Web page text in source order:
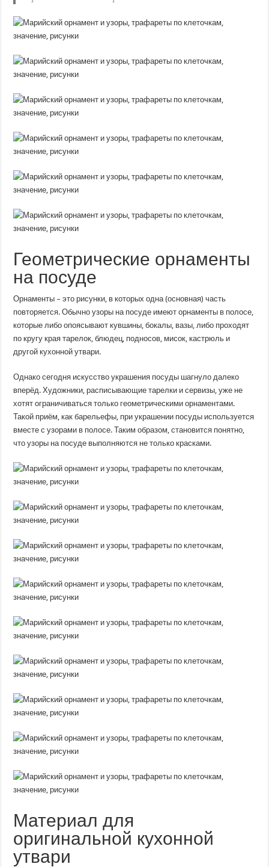
Геометрические орнаменты
на посуде
Орнаменты – это рисунки, в которых одна (основная) часть
повторяется. Обычно узоры на посуде имеют орнаменты в полосе,
которые либо опоясывают кувшины, бокалы, вазы, либо проходят
по кругу края тарелок, блюдец, подносов, мисок, кастрюль и
другой кухонной утвари.
Однако сегодня искусство украшения посуды шагнуло далеко
вперёд. Художники, расписывающие тарелки и сервизы, уже не
хотят ограничиваться только геометрическими орнаментами.
Такой приём, как барельефы, при украшении посуды используется
вместе с узорами в полосе. Таким образом, становится понятно,
что узоры на посуде выполняются не только красками.
Материал для
оригинальной кухонной
утвари